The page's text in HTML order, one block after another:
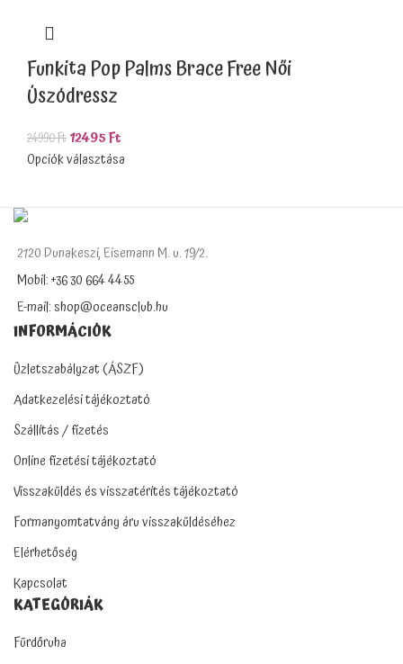
Funkita Pop Palms Brace Free Női
Úszódressz
24990Ft12495Ft
Opciók választása
2120 Dunakeszi, Eisemann M. u. 19/2.
Mobil: +36 30 664 4455
E-mail: shop@oceansclub.hu
INFORMÁCIÓK
Üzletszabályzat (ÁSZF)
Adatkezelési tájékoztató
Szállítás / fizetés
Online fizetési tájékoztató
Visszaküldés és visszatérítés tájékoztató
Formanyomtatvány áru visszaküldéséhez
Elérhetőség
Kapcsolat
KATEGÓRIÁK
Fürdőruha